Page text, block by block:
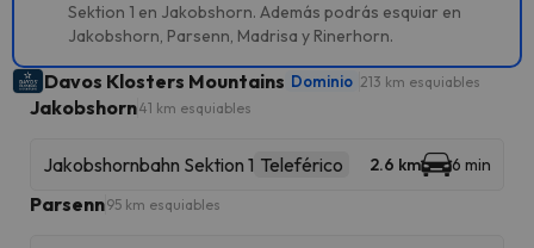
Sektion 1 en Jakobshorn. Además podrás esquiar en
Jakobshorn, Parsenn, Madrisa y Rinerhorn.
Davos Klosters Mountains Dominio 213 km esquiables
Jakobshorn41 km esquiables
Jakobshornbahn Sektion 1 Teleférico 2.6 km 6 min
Parsenn95 km esquiables